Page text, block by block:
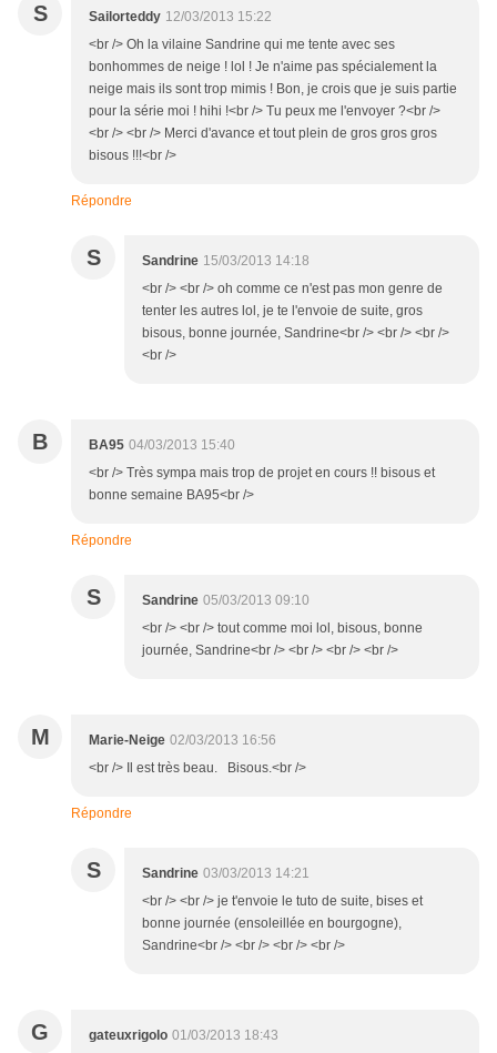
S Sailorteddy 12/03/2013 15:22
<br /> Oh la vilaine Sandrine qui me tente avec ses
bonhommes de neige ! lol ! Je n'aime pas spécialement la
neige mais ils sont trop mimis ! Bon, je crois que je suis partie
pour la série moi ! hihi !<br /> Tu peux me l'envoyer ?<br />
<br /> <br /> Merci d'avance et tout plein de gros gros gros
bisous !!!<br />
Répondre
S Sandrine 15/03/2013 14:18
<br /> <br /> oh comme ce n'est pas mon genre de
tenter les autres lol, je te l'envoie de suite, gros
bisous, bonne journée, Sandrine<br /> <br /> <br />
<br />
B BA95 04/03/2013 15:40
<br /> Très sympa mais trop de projet en cours !! bisous et
bonne semaine BA95<br />
Répondre
S Sandrine 05/03/2013 09:10
<br /> <br /> tout comme moi lol, bisous, bonne
journée, Sandrine<br /> <br /> <br /> <br />
M Marie-Neige 02/03/2013 16:56
<br /> Il est très beau. Bisous.<br />
Répondre
S Sandrine 03/03/2013 14:21
<br /> <br /> je t'envoie le tuto de suite, bises et
bonne journée (ensoleillée en bourgogne),
Sandrine<br /> <br /> <br /> <br />
G gateuxrigolo 01/03/2013 18:43